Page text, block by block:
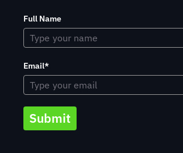
Full Name
Email*
Submit